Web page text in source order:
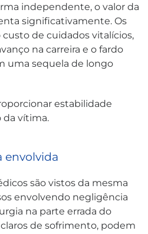
independente, o valor da
significativamente. Os
de cuidados vitalícios,
na carreira e o fardo
uma sequela de longo
estabilidade
da vítima.
envolvida
são vistos da mesma
envolvendo negligência
na parte errada do
de sofrimento, podem